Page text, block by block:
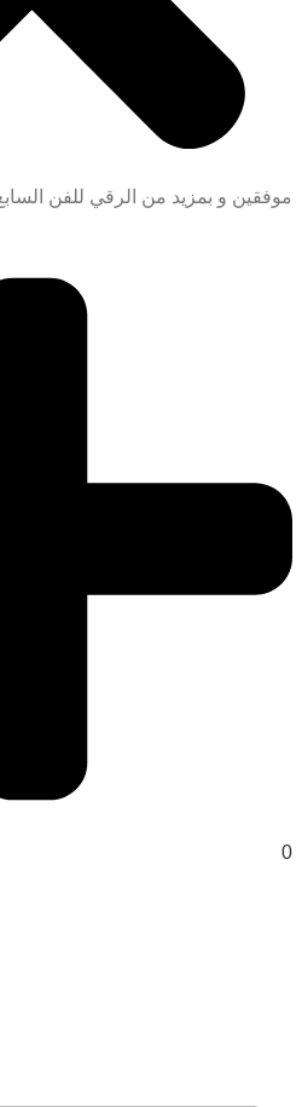
و بمزيد من الرقي للفن السابع في